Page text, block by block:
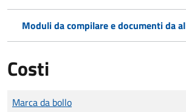
Moduli da compilare e documenti da
Costi
Tipo di pagamento
Importo
Marca da bollo